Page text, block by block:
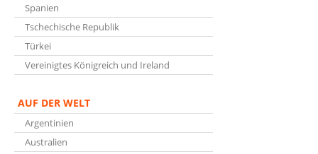
Spanien
Tschechische Republik
Türkei
Vereinigtes Königreich und Ireland
AUF DER WELT
Argentinien
Australien